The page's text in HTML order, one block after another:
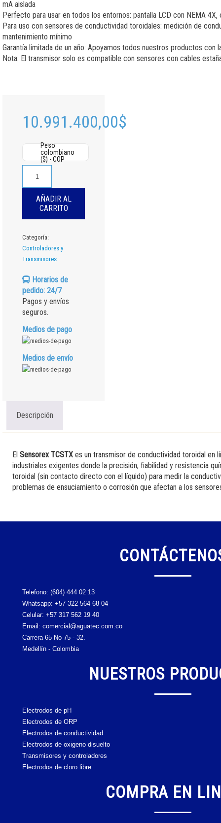
mA aislada
Perfecto para usar en todos los entornos: pantalla LCD con NEMA 4X,
Para uso con sensores de conductividad toroidales: medición de
mantenimiento mínimo
Garantía limitada de un año: Apoyamos todos nuestros productos con
Nota: El transmisor solo es compatible con sensores con cables
10.991.400,00$
Peso
colombiano
($) - COP
TOROIDAL
Ref.
TCSTX
cantidad
AÑADIR AL
CARRITO
Categoría:
Controladores y
Transmisores
Horarios de
pedido: 24/7
Pagos y envíos
seguros.
Medios de pago
Medios de envío
Descripción
El Sensorex TCSTX es un transmisor de conductividad toroidal en
industriales exigentes donde la precisión, fiabilidad y resistencia
toroidal (sin contacto directo con el líquido) para medir la
problemas de ensuciamiento o corrosión que afectan a los
Telefono: (604) 444 02 13
Whatsapp: +57 322 564 68 04
Celular: +57 317 562 19 40
Email: comercial@aguatec.com.co
Carrera 65 No 75 - 32.
Medellín - Colombia
NUESTROS
Electrodos de pH
Electrodos de ORP
Electrodos de conductividad
Electrodos de oxigeno disuelto
Transmisores y controladores
Electrodos de cloro libre
COMPRA EN